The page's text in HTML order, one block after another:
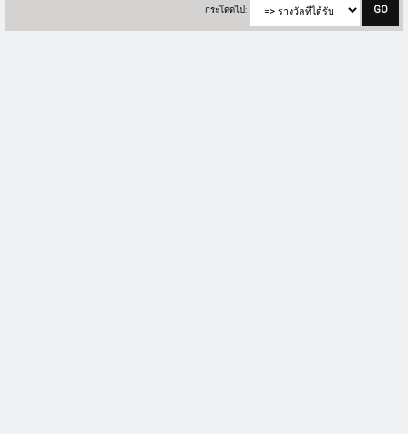
กระโดดไป: